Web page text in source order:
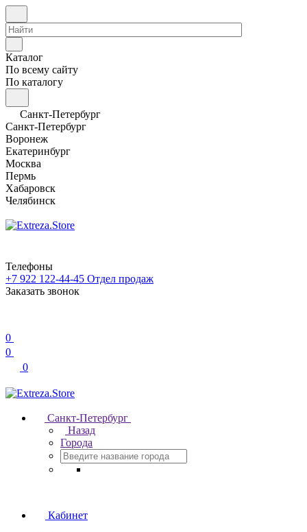
Каталог
По всему сайту
По каталогу
Санкт-Петербург
Санкт-Петербург
Воронеж
Екатеринбург
Москва
Пермь
Хабаровск
Челябинск
Телефоны
+7 922 122-44-45 Отдел продаж
Заказать звонок
0
0
0
Санкт-Петербург
Назад
Города
Кабинет